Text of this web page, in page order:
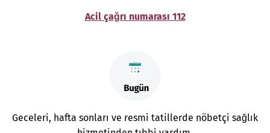
Acil çağrı numarası 112
Geceleri, hafta sonları ve resmi tatillerde nöbetçi sağlık